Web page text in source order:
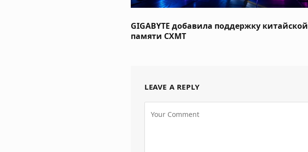
GIGABYTE добавила поддержку китайской
памяти CXMT
LEAVE A REPLY